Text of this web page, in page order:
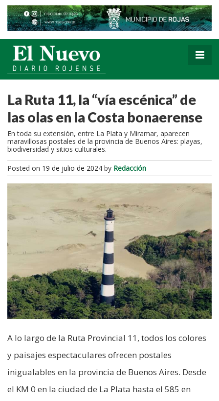
La Ruta 11, la “vía escénica” de
las olas en la Costa bonaerense
En toda su extensión, entre La Plata y Miramar, aparecen
maravillosas postales de la provincia de Buenos Aires: playas,
biodiversidad y sitios culturales.
Posted on 19 de julio de 2024 by Redacción
A lo largo de la Ruta Provincial 11, todos los colores
y paisajes espectaculares ofrecen postales
inigualables en la provincia de Buenos Aires. Desde
el KM 0 en la ciudad de La Plata hasta el 585 en